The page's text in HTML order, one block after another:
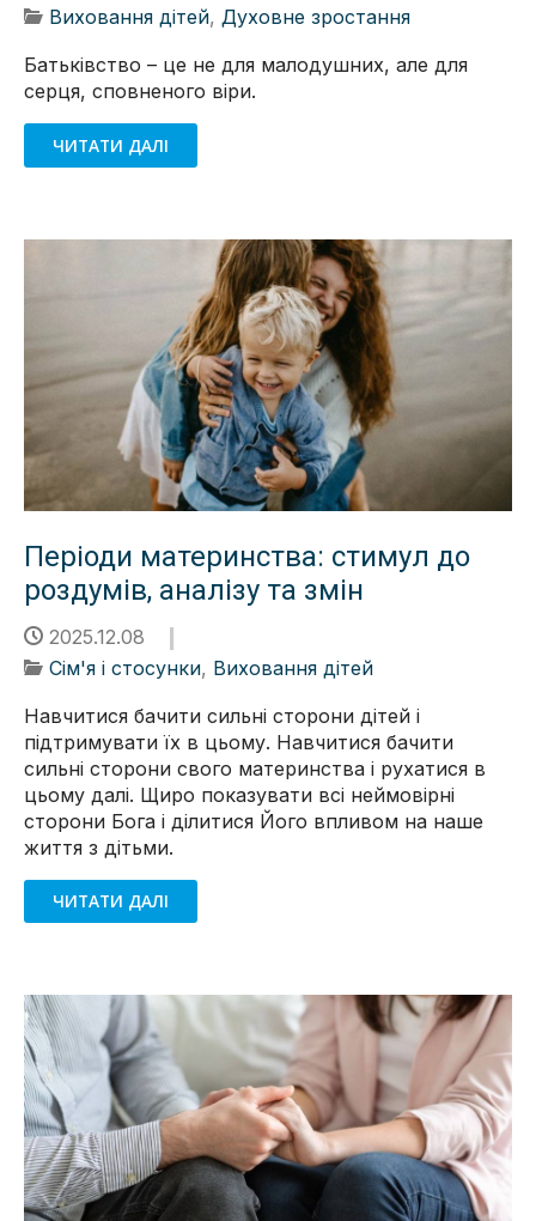
Виховання дітей, Духовне зростання
Батьківство – це не для малодушних, але для
серця, сповненого віри.
ЧИТАТИ ДАЛІ
Періоди материнства: стимул до
роздумів, аналізу та змін
2025.12.08
Сім'я і стосунки, Виховання дітей
Навчитися бачити сильні сторони дітей і
підтримувати їх в цьому. Навчитися бачити
сильні сторони свого материнства і рухатися в
цьому далі. Щиро показувати всі неймовірні
сторони Бога і ділитися Його впливом на наше
життя з дітьми.
ЧИТАТИ ДАЛІ